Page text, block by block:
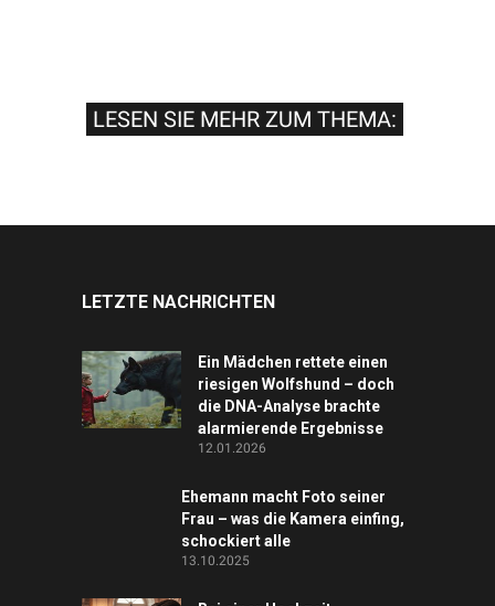
LESEN SIE MEHR ZUM THEMA:
LETZTE NACHRICHTEN
Ein Mädchen rettete einen
riesigen Wolfshund – doch
die DNA-Analyse brachte
alarmierende Ergebnisse
12.01.2026
Ehemann macht Foto seiner
Frau – was die Kamera einfing,
schockiert alle
13.10.2025